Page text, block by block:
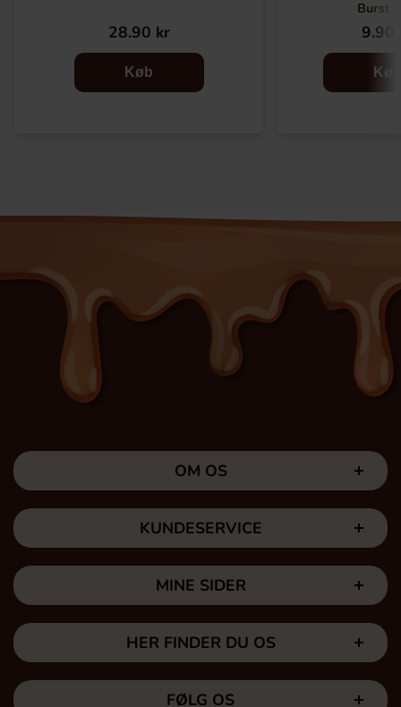
28.90 kr
Køb
Burst
9.90
Køb
OM OS
KUNDESERVICE
MINE SIDER
HER FINDER DU OS
FØLG OS